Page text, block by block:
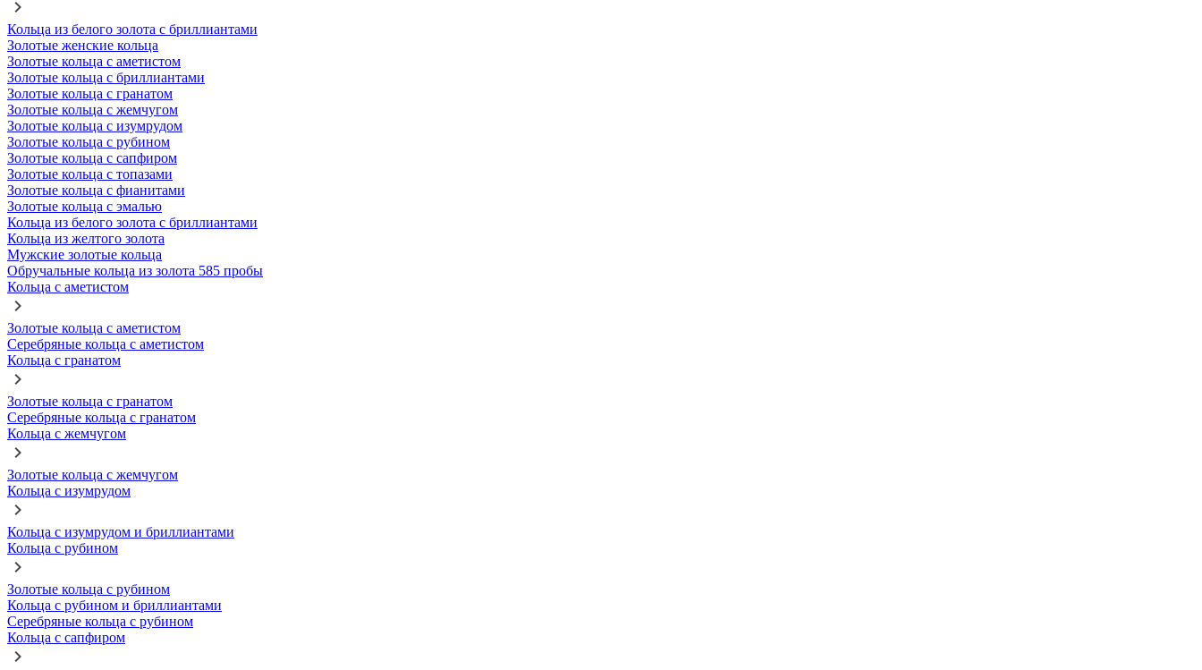
Кольца из белого золота с бриллиантами
Золотые женские кольца
Золотые кольца с аметистом
Золотые кольца с бриллиантами
Золотые кольца с гранатом
Золотые кольца с жемчугом
Золотые кольца с изумрудом
Золотые кольца с рубином
Золотые кольца с сапфиром
Золотые кольца с топазами
Золотые кольца с фианитами
Золотые кольца с эмалью
Кольца из белого золота с бриллиантами
Кольца из желтого золота
Мужские золотые кольца
Обручальные кольца из золота 585 пробы
Кольца с аметистом
Золотые кольца с аметистом
Серебряные кольца с аметистом
Кольца с гранатом
Золотые кольца с гранатом
Серебряные кольца с гранатом
Кольца с жемчугом
Золотые кольца с жемчугом
Кольца с изумрудом
Кольца с изумрудом и бриллиантами
Кольца с рубином
Золотые кольца с рубином
Кольца с рубином и бриллиантами
Серебряные кольца с рубином
Кольца с сапфиром